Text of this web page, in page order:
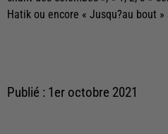
Hatik ou encore « Jusqu?au bout »
Publié : 1er octobre 2021